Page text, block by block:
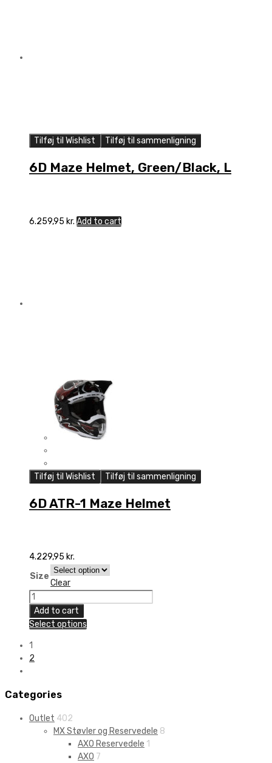
Tilføj til Wishlist Tilføj til sammenligning
6D Maze Helmet, Green/Black, L
6.259,95 kr. Add to cart
Tilføj til Wishlist Tilføj til sammenligning
6D ATR-1 Maze Helmet
4.229,95 kr.
Size
Clear
6D
ATR-
1
Helmet
quantity
Add to cart
Select options
1
2
Categories
Outlet 402
MX Støvler og Reservedele 8
AXO Reservedele 1
AXO 7